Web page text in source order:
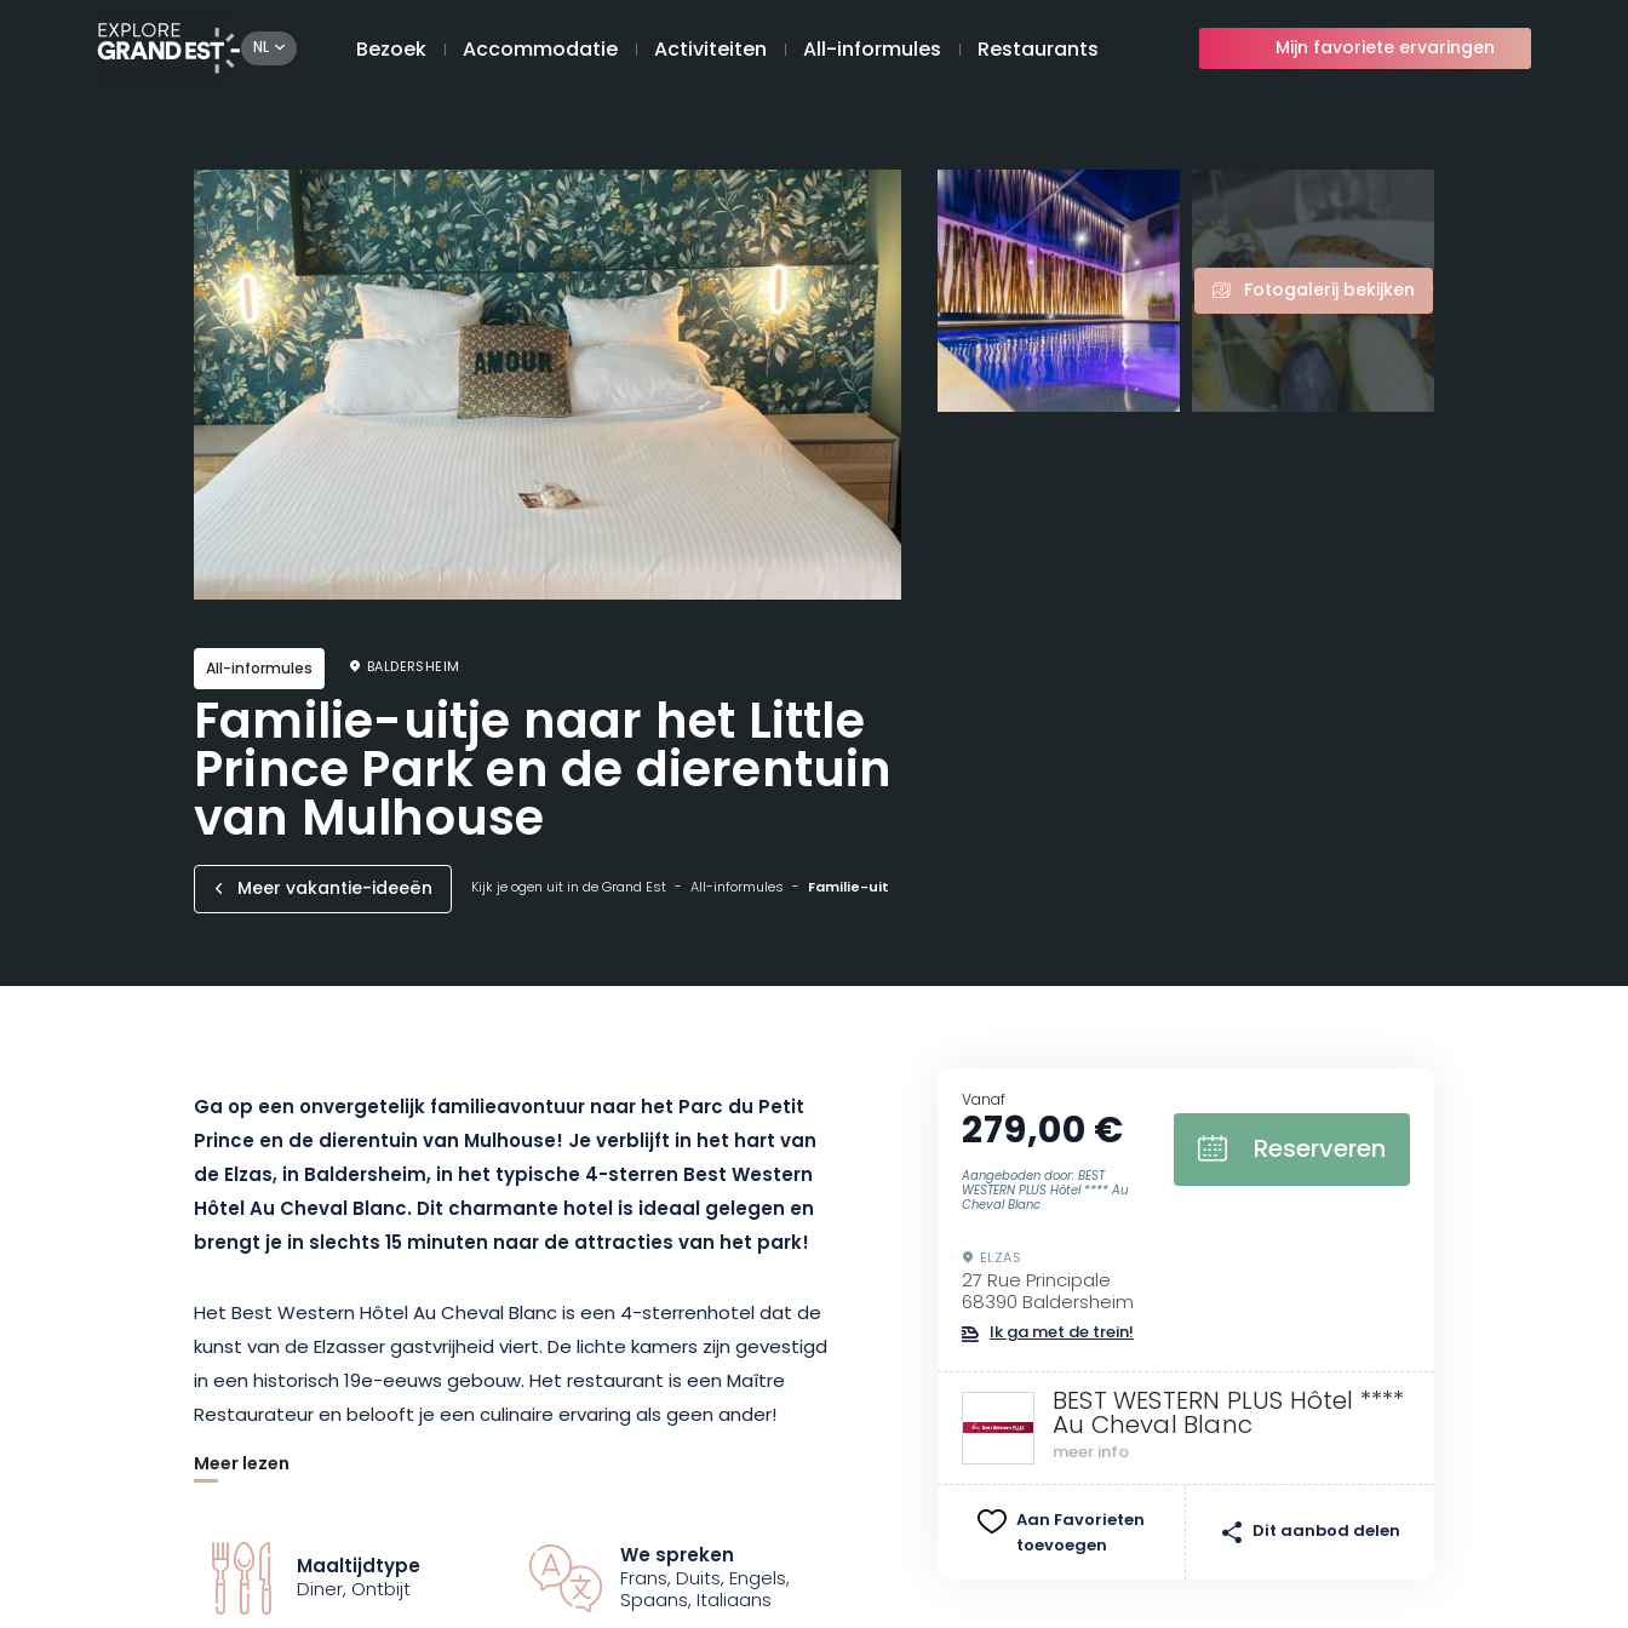
NL Bezoek Accommodatie Activiteiten All-informules Restaurants Mijn favoriete ervaringen
Fotogalerij bekijken
All-informules BALDERSHEIM
Familie-uitje naar het Little
Prince Park en de dierentuin
van Mulhouse
Meer vakantie-ideeën Kijk je ogen uit in de Grand Est All-informules Familie-uitje naar het Little Prince Park en de dierentuin van Mulhouse
Ga op een onvergetelijk familieavontuur naar het Parc du Petit
Prince en de dierentuin van Mulhouse! Je verblijft in het hart van
de Elzas, in Baldersheim, in het typische 4-sterren Best Western
Hôtel Au Cheval Blanc. Dit charmante hotel is ideaal gelegen en
brengt je in slechts 15 minuten naar de attracties van het park!
Het Best Western Hôtel Au Cheval Blanc is een 4-sterrenhotel dat de
kunst van de Elzasser gastvrijheid viert. De lichte kamers zijn gevestigd
in een historisch 19e-eeuws gebouw. Het restaurant is een Maître
Restaurateur en belooft je een culinaire ervaring als geen ander!
Tijdens deze gezinsvakantie geniet je van 4 dagen en 3 nachten in dit
geserveerd om de dag goed te beginnen. En na het avontuur van elke
dag kunt u samenkomen in het restaurant Au Cheval Blanc om te
Meer lezen
Maaltijdtype
Diner, Ontbijt
We spreken
Frans, Duits, Engels,
Spaans, Italiaans
Vanaf
279,00 €
Aangeboden door: BEST
WESTERN PLUS Hôtel **** Au
Cheval Blanc
Reserveren
ELZAS
27 Rue Principale
68390 Baldersheim
Ik ga met de trein!
BEST WESTERN PLUS Hôtel ****
Au Cheval Blanc
meer info
Aan Favorieten
toevoegen
Dit aanbod delen